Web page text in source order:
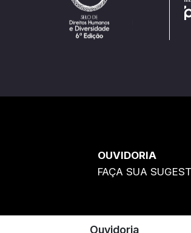
OUVIDORIA
FAÇA SUA
Ouvidoria